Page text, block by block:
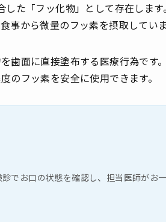
た「フッ化物」として存在します
から微量のフッ素を摂取していま
歯面に直接塗布する医療行為です
のフッ素を安全に使用できます。
でお口の状態を確認し、担当医師がお